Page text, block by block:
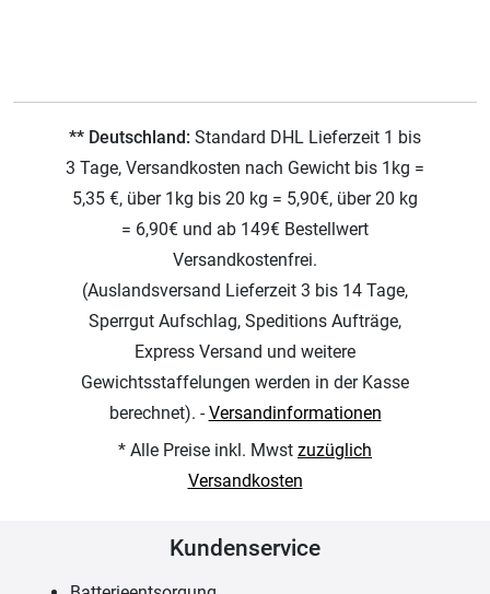
** Deutschland: Standard DHL Lieferzeit 1 bis
3 Tage, Versandkosten nach Gewicht bis 1kg =
5,35 €, über 1kg bis 20 kg = 5,90€, über 20 kg
= 6,90€ und ab 149€ Bestellwert
Versandkostenfrei.
(Auslandsversand Lieferzeit 3 bis 14 Tage,
Sperrgut Aufschlag, Speditions Aufträge,
Express Versand und weitere
Gewichtsstaffelungen werden in der Kasse
berechnet). -Versandinformationen
* Alle Preise inkl. Mwst zuzüglich
Versandkosten
Kundenservice